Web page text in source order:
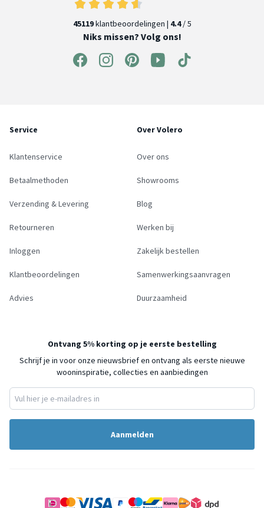
45119klantbeoordelingen | 4.4/ 5
Niks missen? Volg ons!
Service
Klantenservice
Betaalmethoden
Verzending & Levering
Retourneren
Inloggen
Klantbeoordelingen
Advies
Over Volero
Over ons
Showrooms
Blog
Werken bij
Zakelijk bestellen
Samenwerkingsaanvragen
Duurzaamheid
Ontvang 5% korting op je eerste bestelling
Schrijf je in voor onze nieuwsbrief en ontvang als eerste nieuwe
wooninspiratie, collecties en aanbiedingen
Aanmelden